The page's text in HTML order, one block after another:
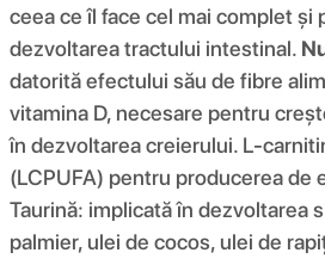
ceea ce îl face cel mai complet
dezvoltarea tractului intestinal.
datorită efectului său de fibre
vitamina D, necesare pentru
în dezvoltarea creierului. L-
(LCPUFA) pentru producerea de
Taurină: implicată în dezvoltarea
palmier, ulei de cocos, ulei de